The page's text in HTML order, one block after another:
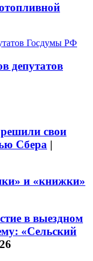
депутатов
свои
Сбера |
и «книжки»
в выездном
«Сельский